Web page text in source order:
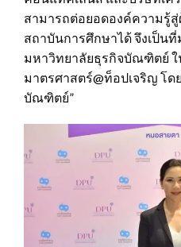
สามารถต่อยอดองค์ความรู้
สถาบันการศึกษาได้ จึงเป็น
มหาวิทยาลัยธุรกิจบัณฑิตย์
มาตรศาสตร์@ท็อปเจริญ โ
บัณฑิตย์”